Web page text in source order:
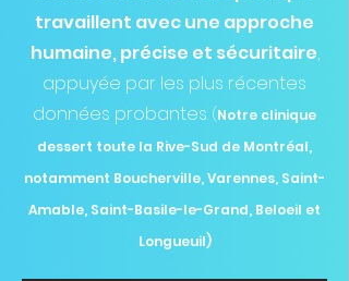
travaillent avec une approche
humaine, précise et sécuritaire,
appuyée par les plus récentes
données probantes. (Notre clinique
dessert toute la Rive-Sud de Montréal,
notamment Boucherville, Varennes, Saint-
Amable, Saint-Basile-le-Grand, Beloeil et
Longueuil)